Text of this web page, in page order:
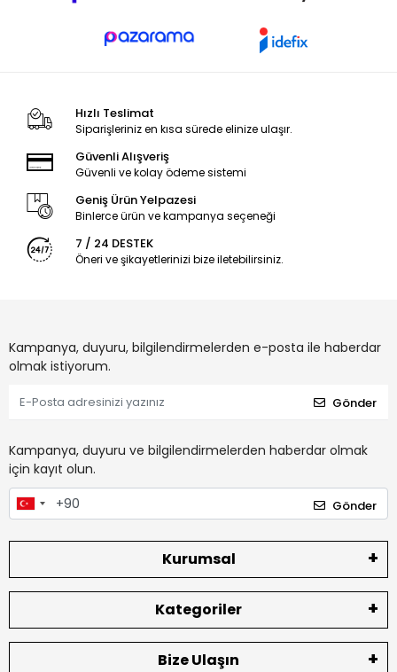
Hızlı Teslimat
Siparişleriniz en kısa sürede elinize ulaşır.
Güvenli Alışveriş
Güvenli ve kolay ödeme sistemi
Geniş Ürün Yelpazesi
Binlerce ürün ve kampanya seçeneği
7 / 24 DESTEK
Öneri ve şikayetlerinizi bize iletebilirsiniz.
Kampanya, duyuru, bilgilendirmelerden e-posta ile haberdar
olmak istiyorum.
Gönder
Kampanya, duyuru ve bilgilendirmelerden haberdar olmak
için kayıt olun.
Gönder
Kurumsal
Kategoriler
Bize Ulaşın